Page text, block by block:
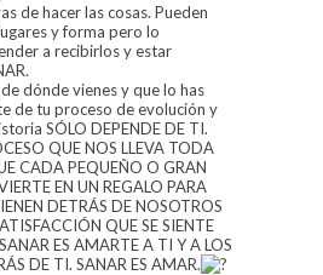
de hacer las cosas. Pueden
y forma pero lo
a recibirlos y estar
dónde vienes y que lo has
de tu proceso de evolución y
SÓLO DEPENDE DE TI.
QUE NOS LLEVA TODA
CADA PEQUEÑO O GRAN
EN UN REGALO PARA
DETRÁS DE NOSOTROS
QUE SE SIENTE
ES AMARTE A TI Y A LOS
DE TI. SANAR ES AMAR.